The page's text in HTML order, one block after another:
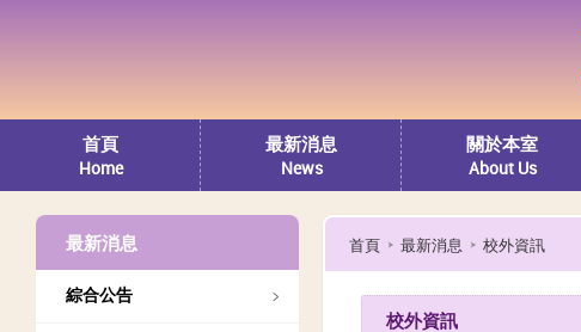
首頁
Home
最新消息
News
關於本室
About Us
最新消息
綜合公告
首頁 最新消息 校外資訊
校外資訊